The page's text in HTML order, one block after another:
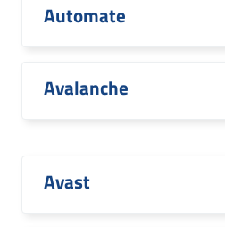
Automate
Avalanche
Avast